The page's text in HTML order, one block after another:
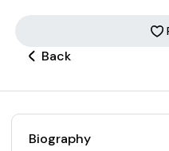
Back
Biography